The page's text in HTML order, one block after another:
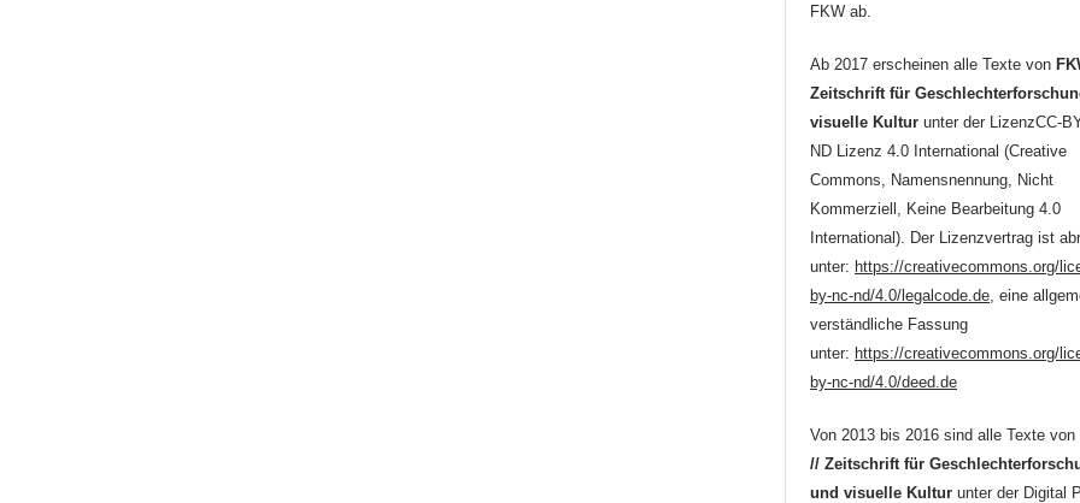
FKW ab.
Ab 2017 erscheinen alle Texte von
Zeitschrift für
visuelle Kultur unter der LizenzCC-
ND Lizenz 4.0 International (Creative
Commons, Namensnennung, Nicht
Kommerziell, Keine Bearbeitung 4.0
International). Der Lizenzvertrag ist
unter: https://creativecommons.org/
by-nc-nd/4.0/legalcode.de , eine
verständliche Fassung
unter: https://creativecommons.org/
by-nc-nd/4.0/deed.de
Von 2013 bis 2016 sind alle Texte von
// Zeitschrift für
und visuelle Kultur unter der Digital